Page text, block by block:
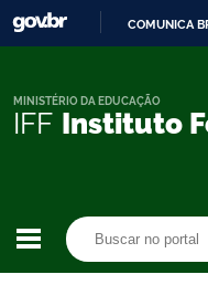
COMUNICA
IFF Instituto
MINISTÉRIO DA EDUCAÇÃO